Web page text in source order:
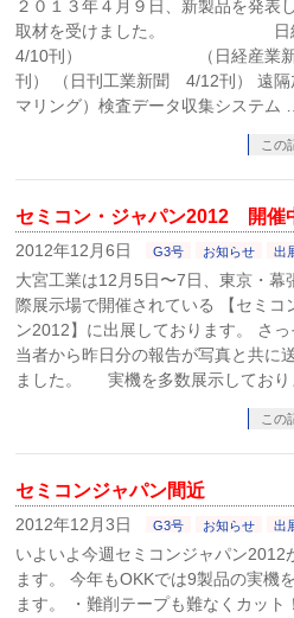
２０１３年４月９日、新製品を発表
取材を受けました。 日
4/10刊） （日経産業新
刊） （日刊工業新聞 4/12刊） 遠隔
マリング）検査データ収集システム …
この
セミコン・ジャパン2012 開催
2012年12月6日 G3号 お知らせ 出
大宮工業は12月5日〜7日、東京・幕
際展示場で開催されている 【セミコ
ン2012】に出展しております。 さっ
当者から昨日分の報告が写真と共に
ました。 実機を多数展示しており
この
セミコンジャパン間近
2012年12月3日 G3号 お知らせ 出
いよいよ今週セミコンジャパン2012
ます。 今年もOKKでは9製品の実機
ます。 ・難削テープも難なくカット